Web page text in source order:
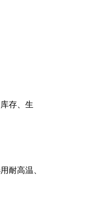
存、生
耐高温、